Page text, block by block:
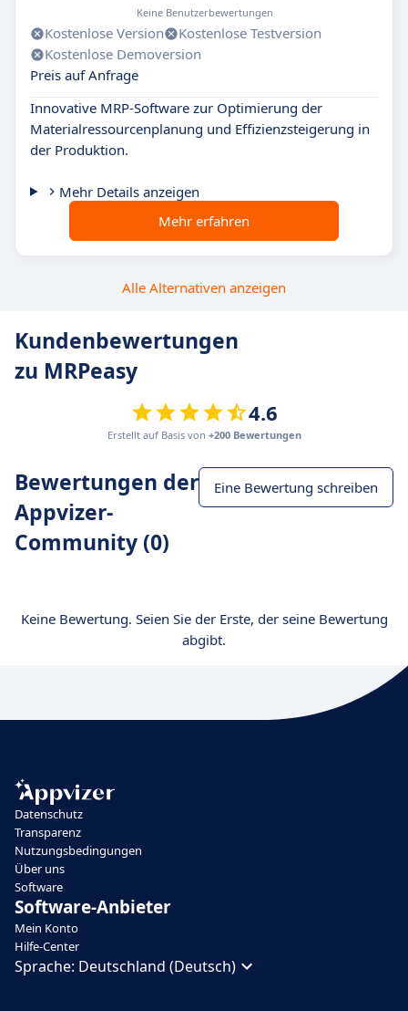
Keine Benutzerbewertungen
Kostenlose Version
Kostenlose Testversion
Kostenlose Demoversion
Preis auf Anfrage
Innovative MRP-Software zur Optimierung der
Materialressourcenplanung und Effizienzsteigerung in
der Produktion.
Mehr Details anzeigen
Mehr erfahren
Alle Alternativen anzeigen
Kundenbewertungen
zu MRPeasy
4.6
Erstellt auf Basis von +200 Bewertungen
Bewertungen der
Appvizer-
Community (0)
Eine Bewertung schreiben
Keine Bewertung. Seien Sie der Erste, der seine Bewertung
abgibt.
Datenschutz
Transparenz
Nutzungsbedingungen
Über uns
Software
Software-Anbieter
Mein Konto
Hilfe-Center
Sprache: Deutschland (Deutsch)